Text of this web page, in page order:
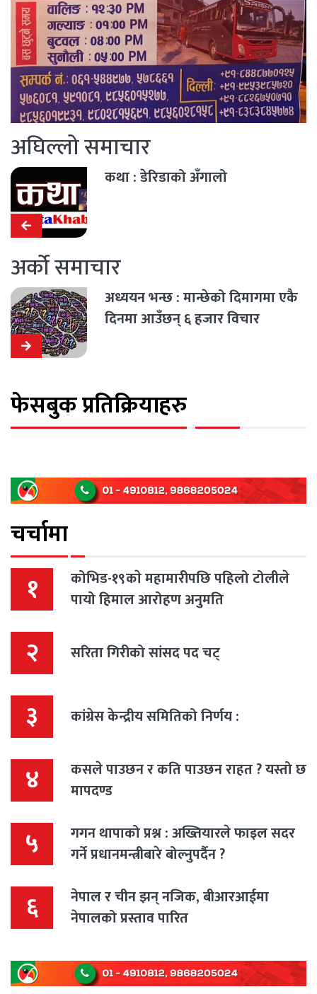
अघिल्लो समाचार
कथा : डेरिडाको अँगालो
अर्को समाचार
अध्ययन भन्छ : मान्छेको दिमागमा एकै
दिनमा आउँछन् ६ हजार विचार
फेसबुक प्रतिक्रियाहरु
चर्चामा
१
कोभिड-१९काे महामारीपछि पहिलो टोलीले
पायो हिमाल आरोहण अनुमति
२ सरिता गिरीको सांसद पद चट्
३ कांग्रेस केन्द्रीय समितिको निर्णय :
४
कसले पाउछन र कति पाउछन राहत ? यस्तो छ
मापदण्ड
५
गगन थापाको प्रश्न : अख्तियारले फाइल सदर
गर्ने प्रधानमन्त्रीबारे बोल्नुपर्दैन ?
६
नेपाल र चीन झन् नजिक, बीआरआईमा
नेपालको प्रस्ताव पारित